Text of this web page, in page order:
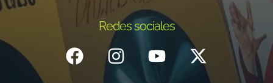
Redes sociales